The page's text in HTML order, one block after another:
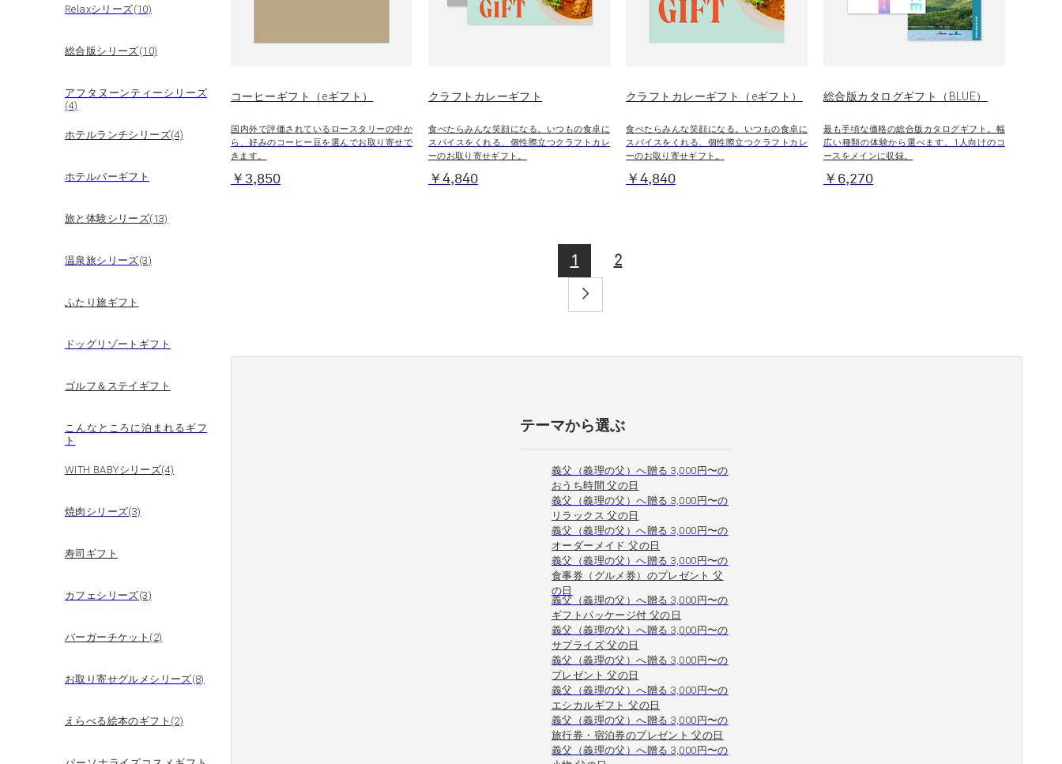
Relaxシリーズ(10)
総合版シリーズ(10)
アフタヌーンティーシリーズ
(4)
ホテルランチシリーズ(4)
ホテルバーギフト
旅と体験シリーズ(13)
温泉旅シリーズ(3)
ふたり旅ギフト
ドッグリゾートギフト
ゴルフ＆ステイギフト
こんなところに泊まれるギフ
ト
WITH BABYシリーズ(4)
焼肉シリーズ(3)
寿司ギフト
カフェシリーズ(3)
バーガーチケット(2)
お取り寄せグルメシリーズ(8)
えらべる絵本のギフト(2)
コーヒーギフト（eギフト）
国内外で評価されているロースタリーの中か
ら、好みのコーヒー豆を選んでお取り寄せで
きます。
￥3,850
クラフトカレーギフト
食べたらみんな笑顔になる。いつもの食卓に
スパイスをくれる、個性際立つクラフトカレ
ーのお取り寄せギフト。
￥4,840
クラフトカレーギフト（eギフト）
食べたらみんな笑顔になる。いつもの食卓に
スパイスをくれる、個性際立つクラフトカレ
ーのお取り寄せギフト。
￥4,840
総合版カタログギフト（BLUE）
最も手頃な価格の総合版カタログギフト。幅
広い種類の体験から選べます。1人向けのコ
ースをメインに収録。
￥6,270
1 2
テーマから選ぶ
義父（義理の父）へ贈る 3,000円〜の
おうち時間 父の日
義父（義理の父）へ贈る 3,000円〜の
リラックス 父の日
義父（義理の父）へ贈る 3,000円〜の
オーダーメイド 父の日
義父（義理の父）へ贈る 3,000円〜の
食事券（グルメ券）のプレゼント 父
の日
義父（義理の父）へ贈る 3,000円〜の
ギフトパッケージ付 父の日
義父（義理の父）へ贈る 3,000円〜の
サプライズ 父の日
義父（義理の父）へ贈る 3,000円〜の
プレゼント 父の日
義父（義理の父）へ贈る 3,000円〜の
エシカルギフト 父の日
義父（義理の父）へ贈る 3,000円〜の
旅行券・宿泊券のプレゼント 父の日
義父（義理の父）へ贈る 3,000円〜の